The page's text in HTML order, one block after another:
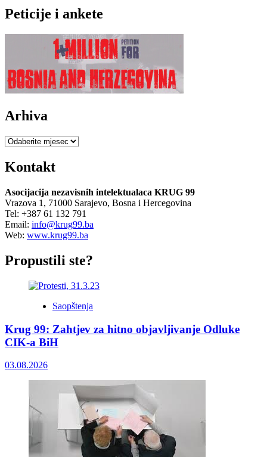
Peticije i ankete
Arhiva
Arhiva
Kontakt
Asocijacija nezavisnih intelektualaca KRUG 99
Vrazova 1, 71000 Sarajevo, Bosna i Hercegovina
Tel: +387 61 132 791
Email: info@krug99.ba
Web: www.krug99.ba
Propustili ste?
Saopštenja
Krug 99: Zahtjev za hitno objavljivanje Odluke
CIK-a BiH
03.08.2026